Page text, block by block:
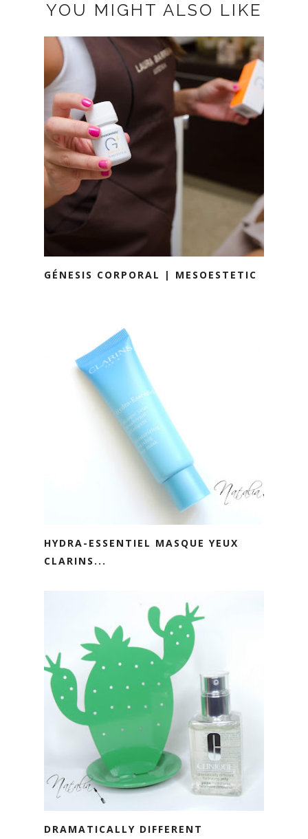
YOU MIGHT ALSO LIKE
GÉNESIS CORPORAL | MESOESTETIC
HYDRA-ESSENTIEL MASQUE YEUX
CLARINS...
DRAMATICALLY DIFFERENT